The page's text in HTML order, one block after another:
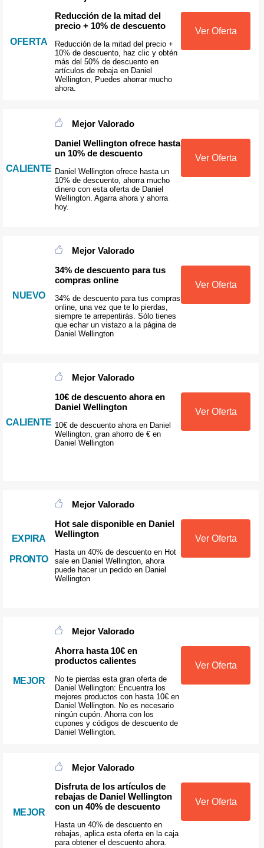
OFERTA
Reducción de la mitad del
precio + 10% de descuento
Reducción de la mitad del precio +
10% de descuento, haz clic y obtén
más del 50% de descuento en
artículos de rebaja en Daniel
Wellington, Puedes ahorrar mucho
ahora.
Ver Oferta
CALIENTE
Mejor Valorado
Daniel Wellington ofrece hasta
un 10% de descuento
Daniel Wellington ofrece hasta un
10% de descuento, ahorra mucho
dinero con esta oferta de Daniel
Wellington. Agarra ahora y ahorra
hoy.
Ver Oferta
NUEVO
Mejor Valorado
34% de descuento para tus
compras online
34% de descuento para tus compras
online, una vez que te lo pierdas,
siempre te arrepentirás. Sólo tienes
que echar un vistazo a la página de
Daniel Wellington
Ver Oferta
CALIENTE
Mejor Valorado
10€ de descuento ahora en
Daniel Wellington
10€ de descuento ahora en Daniel
Wellington, gran ahorro de € en
Daniel Wellington
Ver Oferta
EXPIRA
PRONTO
Mejor Valorado
Hot sale disponible en Daniel
Wellington
Hasta un 40% de descuento en Hot
sale en Daniel Wellington, ahora
puede hacer un pedido en Daniel
Wellington
Ver Oferta
MEJOR
Mejor Valorado
Ahorra hasta 10€ en
productos calientes
No te pierdas esta gran oferta de
Daniel Wellington: Encuentra los
mejores productos con hasta 10€ en
Daniel Wellington. No es necesario
ningún cupón. Ahorra con los
cupones y códigos de descuento de
Daniel Wellington.
Ver Oferta
MEJOR
Mejor Valorado
Disfruta de los artículos de
rebajas de Daniel Wellington
con un 40% de descuento
Hasta un 40% de descuento en
rebajas, aplica esta oferta en la caja
para obtener el descuento ahora.
Ver Oferta